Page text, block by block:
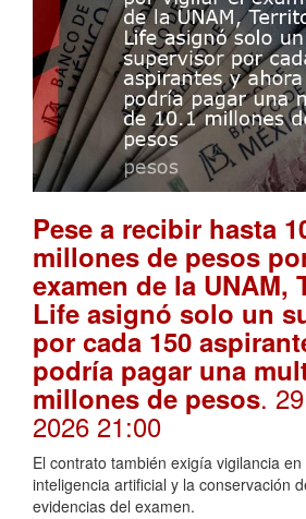
Pese a recibir hasta
millones de pesos
examen de la UNAM,
Life asignó solo un
por cada 150
podría pagar una
millones de pesos.
2026 21:00
El contrato también exigía vigilancia
inteligencia artificial y la conservación
evidencias del examen.